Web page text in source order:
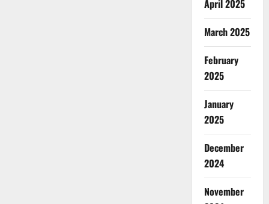
April 2025
March 2025
February
2025
January
2025
December
2024
November